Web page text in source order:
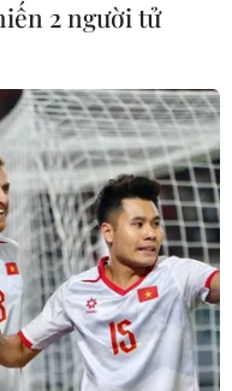
Donald
Florida
2 người tử